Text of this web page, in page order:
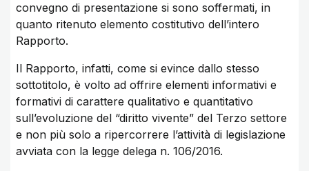
convegno di presentazione si sono soffermati, in
quanto ritenuto elemento costitutivo dell’intero
Rapporto.
Il Rapporto, infatti, come si evince dallo stesso
sottotitolo, è volto ad offrire elementi informativi e
formativi di carattere qualitativo e quantitativo
sull’evoluzione del “diritto vivente” del Terzo settore
e non più solo a ripercorrere l’attività di legislazione
avviata con la legge delega n. 106/2016.